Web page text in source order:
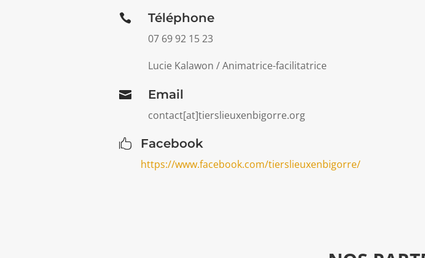
 Téléphone
07 69 92 15 23
Lucie Kalawon / Animatrice-facilitatrice
 Email
contact[at]tierslieuxenbigorre.org
 Facebook
https://www.facebook.com/tierslieuxenbigorre/